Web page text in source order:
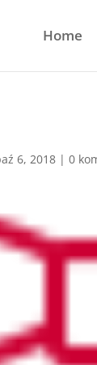
Home
6, 2018 |0